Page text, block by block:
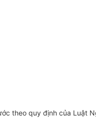
theo quy định của Luật